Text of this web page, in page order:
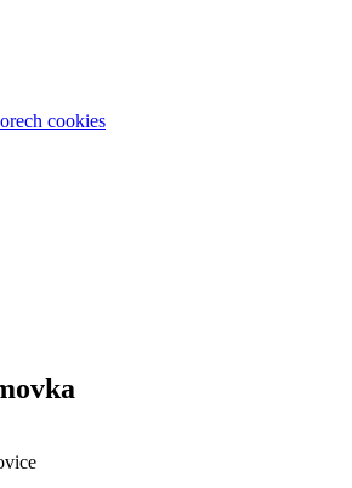
cookies